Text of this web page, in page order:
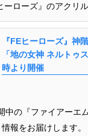
ーローズ』のアクリ
『FEヒーローズ』神
「地の女神 ネルトゥ
時より開催
中の『ファイアーエ
報をお届けします。